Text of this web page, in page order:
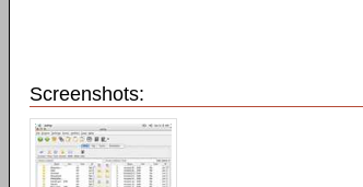
Screenshots: